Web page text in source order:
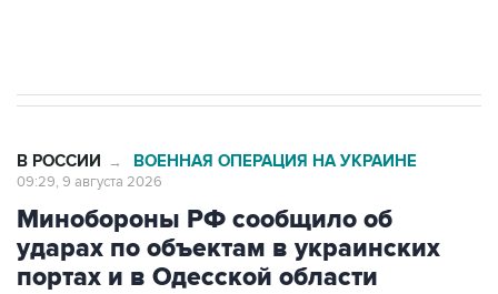
В РОССИИ → ВОЕННАЯ ОПЕРАЦИЯ НА УКРАИНЕ
09:29, 9 августа 2026
Минобороны РФ сообщило об
ударах по объектам в украинских
портах и в Одесской области